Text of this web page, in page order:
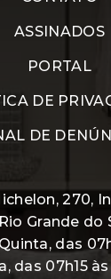
ASSINADOS
PORTAL
DE
DE
270,
Grande do
das
das 07h15 às